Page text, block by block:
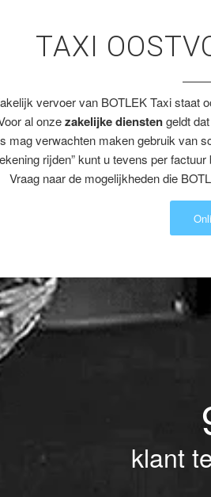
TAXI
vervoer van BOTLEK Taxi staat
al onzezakelijke dienstengeldt
mag verwachten maken gebruik van
rijden” kunt u tevens per
Vraag naar de mogelijkheden die
klant